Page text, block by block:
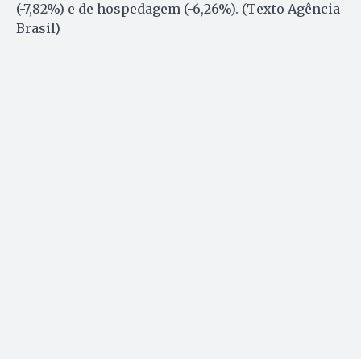
(-7,82%) e de hospedagem (-6,26%). (Texto Agência
Brasil)